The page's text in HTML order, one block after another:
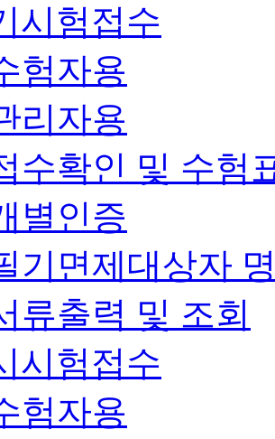
시험접수
험자용
리자용
수확인 및 수험
별인증
기면제대상자
류출력 및 조회
시험접수
험자용